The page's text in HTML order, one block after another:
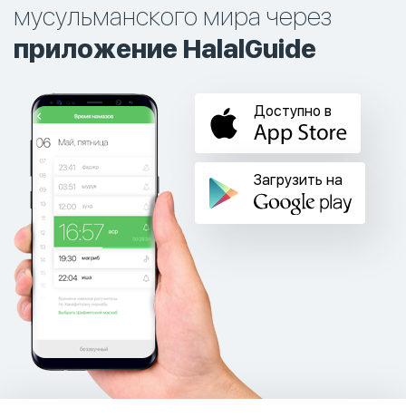
мусульманского мира через
приложение HalalGuide
Доступно в
Загрузить на